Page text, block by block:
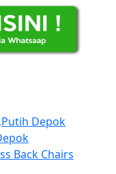
Depok
Back Chairs